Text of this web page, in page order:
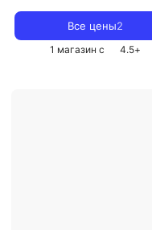
Все цены2
1 магазин с 4.5+